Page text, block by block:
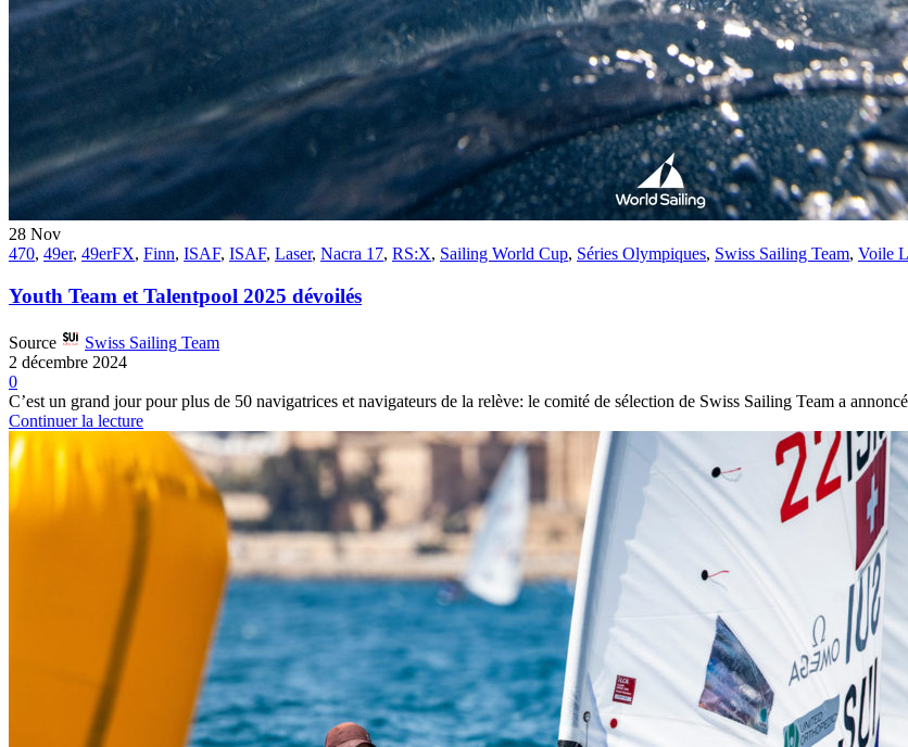
28
Fév
ARKEA ULTIM CHALLENGE,
Un an déjà !
Source
Gitana Team
28 février 2025
28 Nov
470, 49er, 49erFX, Finn, ISAF, ISAF, Laser, Nacra 17, RS:X, Sailing World Cup, Séries Olympiques, Swiss Sailing Team, Voile
Youth Team et Talentpool 2025 dévoilés
Source
Swiss Sailing Team
2 décembre 2024
0
C’est un grand jour pour plus de 50 navigatrices et navigateurs de la relève: le comité de sélection de Swiss Sailing Team a
Continuer la lecture